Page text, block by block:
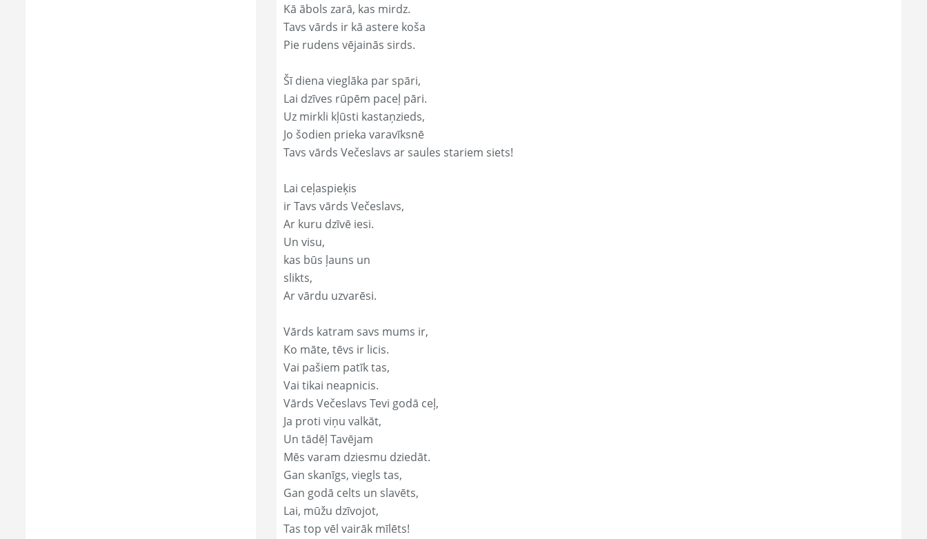
Kā ābols zarā, kas mirdz.
Tavs vārds ir kā astere koša
Pie rudens vējainās sirds.
Šī diena vieglāka par spāri,
Lai dzīves rūpēm paceļ pāri.
Uz mirkli kļūsti kastaņzieds,
Jo šodien prieka varavīksnē
Tavs vārds Večeslavs ar saules stariem siets!
Lai ceļaspieķis
ir Tavs vārds Večeslavs,
Ar kuru dzīvē iesi.
Un visu,
kas būs ļauns un
slikts,
Ar vārdu uzvarēsi.
Vārds katram savs mums ir,
Ko māte, tēvs ir licis.
Vai pašiem patīk tas,
Vai tikai neapnicis.
Vārds Večeslavs Tevi godā ceļ,
Ja proti viņu valkāt,
Un tādēļ Tavējam
Mēs varam dziesmu dziedāt.
Gan skanīgs, viegls tas,
Gan godā celts un slavēts,
Lai, mūžu dzīvojot,
Tas top vēl vairāk mīlēts!